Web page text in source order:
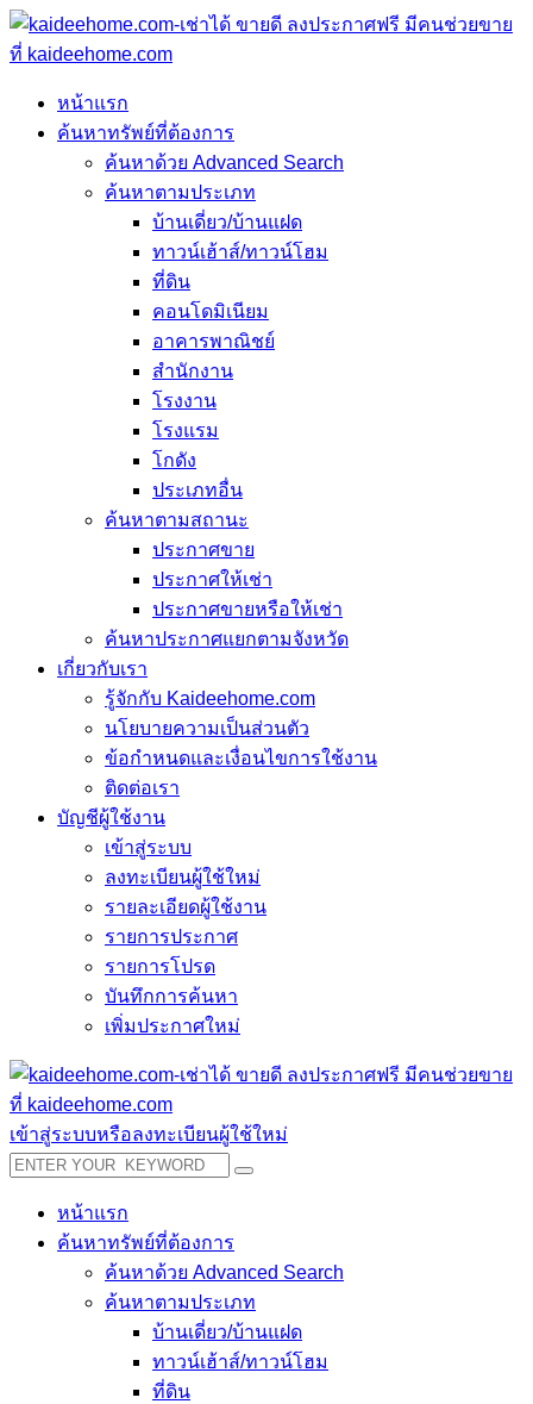
หน้าแรก
ค้นหาทรัพย์ที่ต้องการ
ค้นหาด้วย Advanced Search
ค้นหาตามประเภท
บ้านเดี่ยว/บ้านแฝด
ทาวน์เฮ้าส์/ทาวน์โฮม
ที่ดิน
คอนโดมิเนียม
อาคารพาณิชย์
สำนักงาน
โรงงาน
โรงแรม
โกดัง
ประเภทอื่น
ค้นหาตามสถานะ
ประกาศขาย
ประกาศให้เช่า
ประกาศขายหรือให้เช่า
ค้นหาประกาศแยกตามจังหวัด
เกี่ยวกับเรา
รู้จักกับ Kaideehome.com
นโยบายความเป็นส่วนตัว
ข้อกำหนดและเงื่อนไขการใช้งาน
ติดต่อเรา
บัญชีผู้ใช้งาน
เข้าสู่ระบบ
ลงทะเบียนผู้ใช้ใหม่
รายละเอียดผู้ใช้งาน
รายการประกาศ
รายการโปรด
บันทึกการค้นหา
เพิ่มประกาศใหม่
เข้าสู่ระบบหรือลงทะเบียนผู้ใช้ใหม่
หน้าแรก
ค้นหาทรัพย์ที่ต้องการ
ค้นหาด้วย Advanced Search
ค้นหาตามประเภท
บ้านเดี่ยว/บ้านแฝด
ทาวน์เฮ้าส์/ทาวน์โฮม
ที่ดิน